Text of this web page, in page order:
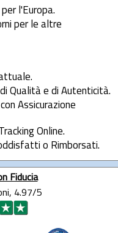
l'Europa.
per le altre
Qualità e di Autenticità.
Assicurazione
Online.
o Rimborsati.
Fiducia
4.97/5